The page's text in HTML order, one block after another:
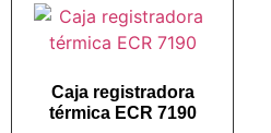
Caja registradora
térmica ECR 7190